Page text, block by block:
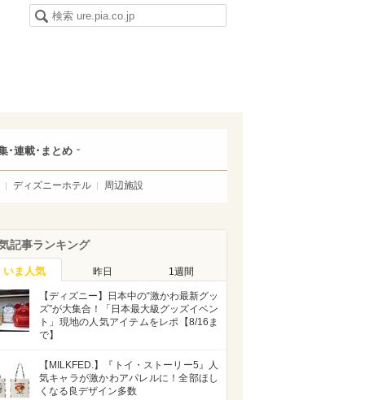
･連載･まとめ
ディズニーホテル 周辺施設
記事ランキング
いま人気 昨日 1週間
【ディズニー】日本中の“激かわ最新グッ
ズ”が大集合！「日本最大級グッズイベン
ト」現地の人気アイテムをレポ【8/16ま
で】
【MILKFED.】『トイ・ストーリー5』人
気キャラが激かわアパレルに！全部ほし
くなる良デザイン多数